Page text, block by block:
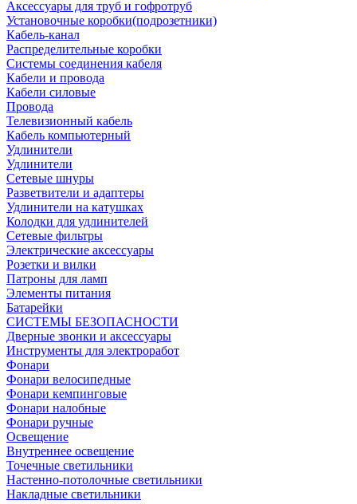
Аксессуары для труб и гофротруб
Установочные коробки(подрозетники)
Кабель-канал
Распределительные коробки
Системы соединения кабеля
Кабели и провода
Кабели силовые
Провода
Телевизионный кабель
Кабель компьютерный
Удлинители
Удлинители
Сетевые шнуры
Разветвители и адаптеры
Удлинители на катушках
Колодки для удлинителей
Сетевые фильтры
Электрические аксессуары
Розетки и вилки
Патроны для ламп
Элементы питания
Батарейки
СИСТЕМЫ БЕЗОПАСНОСТИ
Дверные звонки и аксессуары
Инструменты для электроработ
Фонари
Фонари велосипедные
Фонари кемпинговые
Фонари налобные
Фонари ручные
Освещение
Внутреннее освещение
Точечные светильники
Настенно-потолочные светильники
Накладные светильники